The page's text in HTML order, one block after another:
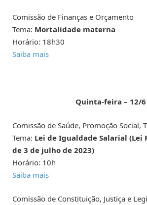
Comissão de Finanças e Orçamento
Tema: Mortalidade materna
Horário: 18h30
Saiba mais
Quinta-feira – 12/6
Comissão de Saúde, Promoção Social,
Tema: Lei de Igualdade Salarial (Lei
de 3 de julho de 2023)
Horário: 10h
Saiba mais
Comissão de Constituição, Justiça e